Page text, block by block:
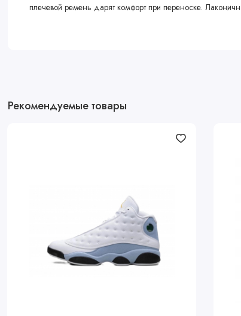
плечевой ремень дарят комфорт при переноске.
Рекомендуемые товары